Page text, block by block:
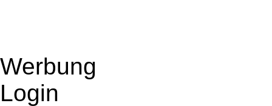
Werbung
Login